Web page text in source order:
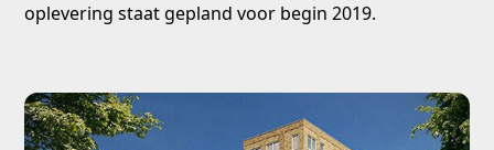
oplevering staat gepland voor begin 2019.